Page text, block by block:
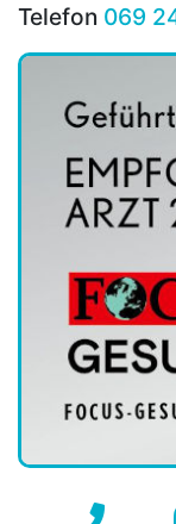
Telefon 069